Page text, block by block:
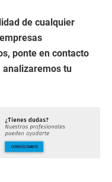
de cualquier
ponte en contacto
analizaremos tu